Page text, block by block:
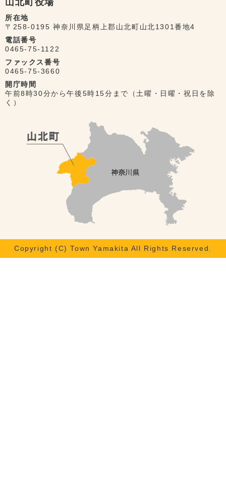
山北町役場
所在地
〒258-0195 神奈川県足柄上郡山北町山北1301番地4
電話番号
0465-75-1122
ファックス番号
0465-75-3660
開庁時間
午前8時30分から午後5時15分まで（土曜・日曜・祝日を除
く）
Copyright (C) Town Yamakita All Rights Reserved.